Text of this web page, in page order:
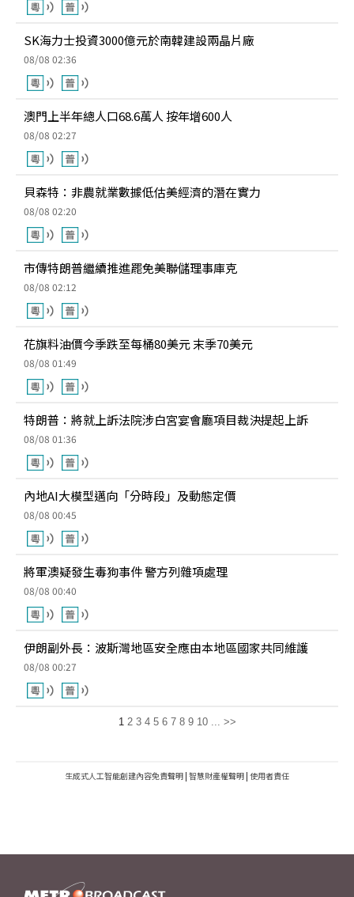
SK海力士投資3000億元於南韓建設兩晶片廠
08/08 02:36
澳門上半年總人口68.6萬人 按年增600人
08/08 02:27
貝森特：非農就業數據低估美經濟的潛在實力
08/08 02:20
市傳特朗普繼續推進罷免美聯儲理事庫克
08/08 02:12
花旗料油價今季跌至每桶80美元 末季70美元
08/08 01:49
特朗普：將就上訴法院涉白宮宴會廳項目裁決提起上訴
08/08 01:36
內地AI大模型邁向「分時段」及動態定價
08/08 00:45
將軍澳疑發生毒狗事件 警方列雜項處理
08/08 00:40
伊朗副外長：波斯灣地區安全應由本地區國家共同維護
08/08 00:27
1 2 3 4 5 6 7 8 9 10 ... >>
生成式人工智能創建內容免責聲明 | 智慧財產權聲明 | 使用者責任